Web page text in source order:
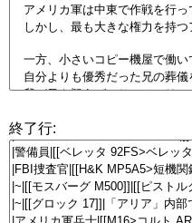
終了行: